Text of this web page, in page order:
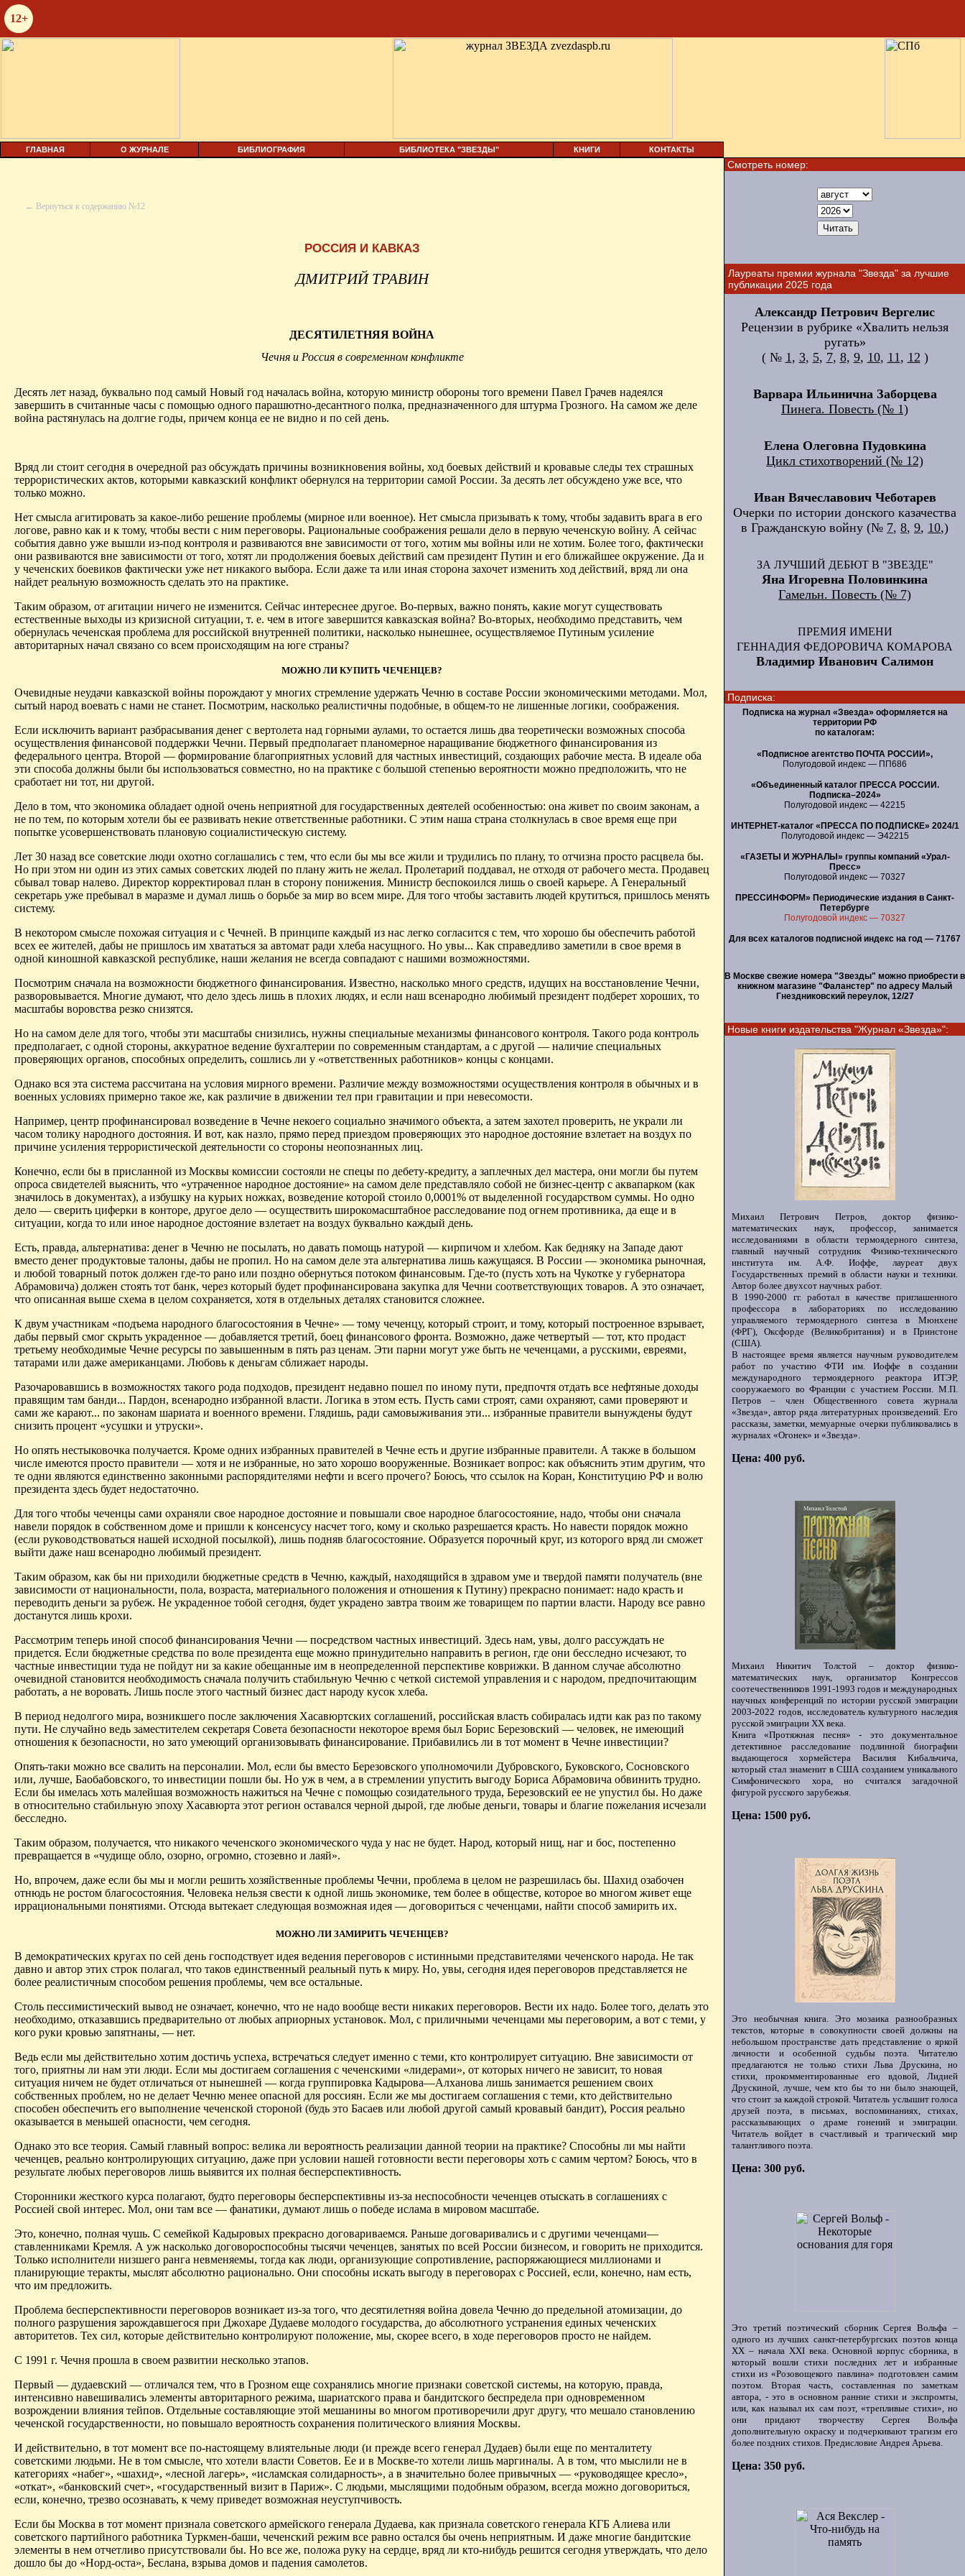
12+
ГЛАВНАЯ О ЖУРНАЛЕ БИБЛИОГРАФИЯ БИБЛИОТЕКА "ЗВЕЗДЫ" КНИГИ КОНТАКТЫ
← Вернуться к содержанию №12
РОССИЯ И КАВКАЗ
ДМИТРИЙ ТРАВИН
ДЕСЯТИЛЕТНЯЯ ВОЙНА
Чечня и Россия в современном конфликте
Десять лет назад, буквально под самый Новый год началась война, которую министр обороны того времени Павел Грачев надеялся
завершить в считанные часы с помощью одного парашютно-десантного полка, предназначенного для штурма Грозного. На самом же деле
война растянулась на долгие годы, причем конца ее не видно и по сей день.
Вряд ли стоит сегодня в очередной раз обсуждать причины возникновения войны, ход боевых действий и кровавые следы тех страшных
террористиче­ских актов, которыми кавказский конфликт обернулся на территории самой России. За десять лет обсуждено уже все, что
только можно.
Нет смысла агитировать за какое-либо решение проблемы (мирное или военное). Нет смысла призывать к тому, чтобы задавить врага в его
логове, равно как и к тому, чтобы вести с ним переговоры. Рациональные соображения решали дело в первую чеченскую войну. А сейчас
события давно уже вышли из-под контроля и развиваются вне зависимости от того, хотим мы войны или не хотим. Более того, фактически
они развиваются вне зависимости от того, хотят ли продолжения боевых действий сам президент Путин и его ближайшее окружение. Да и
у чеченских боевиков фактически уже нет никакого выбора. Если даже та или иная сторона захочет изменить ход действий, вряд ли она
найдет реальную возможность сделать это на практике.
Таким образом, от агитации ничего не изменится. Сейчас интереснее другое. Во-первых, важно понять, какие могут существовать
естественные выходы из кризисной ситуации, т. е. чем в итоге завершится кавказская война? Во-вторых, необходимо представить, чем
обернулась чеченская проблема для российской внутренней политики, насколько нынешнее, осуществляемое Путиным усиление
авторитарных начал связано со всем происходящим на юге страны?
МОЖНО ЛИ КУПИТЬ ЧЕЧЕНЦЕВ?
Очевидные неудачи кавказской войны порождают у многих стремление удержать Чечню в составе России экономическими методами. Мол,
сытый народ воевать с нами не станет. Посмотрим, насколько реалистичны подобные, в общем-то не лишенные логики, соображения.
Если исключить вариант разбрасывания денег с вертолета над горными аулами, то остается лишь два теоретически возможных способа
осуществления финансовой поддержки Чечни. Первый предполагает планомерное наращивание бюджетного финансирования из
федерального центра. Второй — формирование благоприятных условий для частных инвестиций, создающих рабочие места. В идеале оба
эти способа должны были бы использоваться совместно, но на практике с большой степенью вероятности можно предположить, что не
сработает ни тот, ни другой.
Дело в том, что экономика обладает одной очень неприятной для государственных деятелей особенностью: она живет по своим законам, а
не по тем, по которым хотели бы ее развивать некие ответственные работники. С этим наша страна столкнулась в свое время еще при
попытке усовершенствовать плановую социалистическую систему.
Лет 30 назад все советские люди охотно соглашались с тем, что если бы мы все жили и трудились по плану, то отчизна просто расцвела бы.
Но при этом ни один из этих самых советских людей по плану жить не желал. Пролетарий поддавал, не отходя от рабочего места. Продавец
сбывал товар налево. Директор корректировал план в сторону понижения. Министр беспокоился лишь о своей карьере. А Генеральный
секретарь уже пребывал в маразме и думал лишь о борьбе за мир во всем мире. Для того чтобы заставить людей крутиться, пришлось менять
систему.
В некотором смысле похожая ситуация и с Чечней. В принципе каждый из нас легко согласится с тем, что хорошо бы обеспечить работой
всех ее жителей, дабы не пришлось им хвататься за автомат ради хлеба насущного. Но увы... Как справедливо заметили в свое время в
одной киношной кавказской республике, наши желания не всегда совпадают с нашими возможностями.
Посмотрим сначала на возможности бюджетного финансирования. Известно, насколько много средств, идущих на восстановление Чечни,
разворовывается. Многие думают, что дело здесь лишь в плохих людях, и если наш всенародно любимый президент подберет хороших, то
масштабы воровства резко снизятся.
Но на самом деле для того, чтобы эти масштабы снизились, нужны специальные механизмы финансового контроля. Такого рода контроль
предполагает, с одной стороны, аккуратное ведение бухгалтерии по современным стандартам, а с другой — наличие специальных
проверяющих органов, способных определить, сошлись ли у «ответственных работников» концы с концами.
Однако вся эта система рассчитана на условия мирного времени. Различие между возможностями осуществления контроля в обычных и в
военных условиях примерно такое же, как различие в движении тел при гравитации и при невесомости.
Например, центр профинансировал возведение в Чечне некоего социально значимого объекта, а затем захотел проверить, не украли ли
часом толику народного достояния. И вот, как назло, прямо перед приездом проверяющих это народное достояние взлетает на воздух по
причине усиления террористической деятельности со стороны неопознанных лиц.
Конечно, если бы в присланной из Москвы комиссии состояли не спецы по дебету-кредиту, а заплечных дел мастера, они могли бы путем
опроса свидетелей выяснить, что «утраченное народное достояние» на самом деле представляло собой не бизнес-центр с аквапарком (как
значилось в документах), а избушку на курьих ножках, возведение которой стоило 0,0001% от выделенной государством суммы. Но одно
дело — сверить циферки в конторе, другое дело — осуществить широкомасштабное расследование под огнем противника, да еще и в
ситуации, когда то или иное народное достояние взлетает на воздух буквально каждый день.
Есть, правда, альтернатива: денег в Чечню не посылать, но давать помощь натурой — кирпичом и хлебом. Как бедняку на Западе дают
вместо денег продуктовые талоны, дабы не пропил. Но на самом деле эта альтернатива лишь кажущаяся. В России — экономика рыночная,
и любой товарный поток должен где-то рано или поздно обернуться потоком финансовым. Где-то (пусть хоть на Чукотке у губернатора
Абрамовича) должен стоять тот банк, через который будет профинансирована закупка для Чечни соответствующих товаров. А это означает,
что описанная выше схема в целом сохраняется, хотя в отдельных деталях становится сложнее.
К двум участникам «подъема народного благосостояния в Чечне» — тому чеченцу, который строит, и тому, который построенное взрывает,
дабы первый смог скрыть украденное — добавляется третий, боец финансового фронта. Возможно, даже четвертый — тот, кто продаст
третьему необходимые Чечне ресурсы по завышенным в пять раз ценам. Эти парни могут уже быть не чеченцами, а русскими, евреями,
татарами или даже американцами. Любовь к деньгам сближает народы.
Разочаровавшись в возможностях такого рода подходов, президент недавно пошел по иному пути, предпочтя отдать все нефтяные доходы
правящим там банди... Пардон, всенародно избранной власти. Логика в этом есть. Пусть сами строят, сами охраняют, сами проверяют и
сами же карают... по законам шариата и военного времени. Глядишь, ради самовыживания эти... избранные правители вынуждены будут
снизить процент «усушки и утруски».
Но опять нестыковочка получается. Кроме одних избранных правителей в Чечне есть и другие избранные правители. А также в большом
числе имеются просто правители — хотя и не избранные, но зато хорошо вооруженные. Возникает вопрос: как объяснить этим другим, что
те одни являются единственно законными распорядителями нефти и всего прочего? Боюсь, что ссылок на Коран, Конституцию РФ и волю
президента здесь будет недостаточно.
Для того чтобы чеченцы сами охраняли свое народное достояние и повышали свое народное благосостояние, надо, чтобы они сначала
навели порядок в собственном доме и пришли к консенсусу насчет того, кому и сколько разрешается красть. Но навести порядок можно
(если руководствоваться нашей исходной посылкой), лишь подняв благосостояние. Образуется порочный круг, из которого вряд ли сможет
выйти даже наш всенародно любимый президент.
Таким образом, как бы ни приходили бюджетные средств в Чечню, каждый, находящийся в здравом уме и твердой памяти получатель (вне
зависимости от национальности, пола, возраста, материального положения и отношения к Путину) прекрасно понимает: надо красть и
переводить деньги за рубеж. Не украденное тобой сегодня, будет украдено завтра твоим же товарищем по партии власти. Народу все равно
достанутся лишь крохи.
Рассмотрим теперь иной способ финансирования Чечни — посредством частных инвестиций. Здесь нам, увы, долго рассуждать не
придется. Если бюджетные средства по воле президента еще можно принудительно направить в регион, где они бесследно исчезают, то
частные инвестиции туда не пойдут ни за какие обещанные им в неопределенной перспективе коврижки. В данном случае абсолютно
очевидной становится необходимость сначала получить стабильную Чечню с четкой системой управления и с народом, предпочитающим
работать, а не воровать. Лишь после этого частный бизнес даст народу кусок хлеба.
В период недолгого мира, возникшего после заключения Хасавюртских соглашений, российская власть собиралась идти как раз по такому
пути. Не случайно ведь заместителем секретаря Совета безопасности некоторое время был Борис Березовский — человек, не имеющий
отношения к безопасности, но зато умеющий организовывать финансирование. Прибавились ли в тот момент в Чечне инвестиции?
Опять-таки можно все свалить на персоналии. Мол, если бы вместо Березовского уполномочили Дубровского, Буковского, Сосновского
или, лучше, Баобабовского, то инвестиции пошли бы. Но уж в чем, а в стремлении упустить выгоду Бориса Абрамовича обвинить трудно.
Если бы имелась хоть малейшая возможность нажиться на Чечне с помощью созидательного труда, Березовский ее не упустил бы. Но даже
в относительно стабильную эпоху Хасавюрта этот регион оставался черной дырой, где любые деньги, товары и благие пожелания исчезали
бесследно.
Таким образом, получается, что никакого чеченского экономического чуда у нас не будет. Народ, который нищ, наг и бос, постепенно
превращается в «чудище обло, озорно, огромно, стозевно и лаяй».
Но, впрочем, даже если бы мы и могли решить хозяйственные проблемы Чечни, проблема в целом не разрешилась бы. Шахид озабочен
отнюдь не ростом благосостояния. Человека нельзя свести к одной лишь экономике, тем более в обществе, которое во многом живет еще
иррациональными понятиями. Отсюда вытекает следующая возможная идея — договориться с чеченцами, найти способ замирить их.
МОЖНО ЛИ ЗАМИРИТЬ ЧЕЧЕНЦЕВ?
В демократических кругах по сей день господствует идея ведения переговоров с истинными представителями чеченского народа. Не так
давно и автор этих строк полагал, что таков единственный реальный путь к миру. Но, увы, сегодня идея переговоров представляется не
более реалистичным способом решения проблемы, чем все остальные.
Столь пессимистический вывод не означает, конечно, что не надо вообще вести никаких переговоров. Вести их надо. Более того, делать это
необходимо, отказавшись предварительно от любых априорных установок. Мол, с приличными чеченцами мы переговорим, а вот с теми, у
кого руки кровью запятнаны, — нет.
Ведь если мы действительно хотим достичь успеха, встречаться следует именно с теми, кто контролирует ситуацию. Вне зависимости от
того, приятны ли нам эти люди. Если мы достигаем соглашения с чеченскими «лидерами», от которых ничего не зависит, то новая
ситуация ничем не будет отличаться от нынешней — когда группировка Кадырова—Алханова лишь занимается решением своих
собственных проблем, но не делает Чечню менее опасной для россиян. Если же мы достигаем соглашения с теми, кто действительно
способен обеспечить его выполнение чеченской стороной (будь это Басаев или любой другой самый кровавый бандит), Россия реально
оказывается в меньшей опасности, чем сегодня.
Однако это все теория. Самый главный вопрос: велика ли вероятность реализации данной теории на практике? Способны ли мы найти
чеченцев, реально контролирующих ситуацию, даже при условии нашей готовности вести переговоры хоть с самим чертом? Боюсь, что в
результате любых переговоров лишь выявится их полная бесперспективность.
Сторонники жесткого курса полагают, будто переговоры бесперспективны из-за неспособности чеченцев отыскать в соглашениях с
Россией свой интерес. Мол, они там все — фанатики, думают лишь о победе ислама в мировом масштабе.
Это, конечно, полная чушь. С семейкой Кадыровых прекрасно договариваемся. Раньше договаривались и с другими чеченцами—
ставленниками Кремля. А уж насколько договороспособны тысячи чеченцев, занятых по всей России бизнесом, и говорить не приходится.
Только исполнители низшего ранга невменяемы, тогда как люди, организующие сопротивление, распоряжающиеся миллионами и
планирующие теракты, мыслят абсолютно рационально. Они способны искать выгоду в переговорах с Россией, если, конечно, нам есть,
что им предложить.
Проблема бесперспективности переговоров возникает из-за того, что десятилетняя война довела Чечню до предельной атомизации, до
полного разрушения зарождавшегося при Джохаре Дудаеве молодого государства, до абсолютного устранения единых чеченских
авторитетов. Тех сил, которые действительно контролируют положение, мы, скорее всего, в ходе переговоров просто не найдем.
С 1991 г. Чечня прошла в своем развитии несколько этапов.
Первый — дудаевский — отличался тем, что в Грозном еще сохранялись многие признаки советской системы, на которую, правда,
интенсивно навешивались элементы авторитарного режима, шариатского права и бандитского беспредела при одновременном
возрождении влияния тейпов. Отдельные составляющие этой мешанины во многом противоречили друг другу, что мешало становлению
чеченской государственности, но повышало вероятность сохранения политического влияния Москвы.
И действительно, в тот момент все по-настоящему влиятельные люди (и прежде всего генерал Дудаев) были еще по менталитету
советскими людьми. Не в том смысле, что хотели власти Советов. Ее и в Москве-то хотели лишь маргиналы. А в том, что мыслили не в
категориях «набег», «шахид», «лесной лагерь», «исламская солидарность», а в значительно более привычных — «руководящее кресло»,
«откат», «банковский счет», «государственный визит в Париж». С людьми, мыслящими подобным образом, всегда можно договориться,
если, конечно, трезво осознавать, к чему приведет возможная неуступчивость.
Если бы Москва в тот момент признала советского армейского генерала Дудаева, как признала советского генерала КГБ Алиева или
советского партийного работника Туркмен-баши, чеченский режим все равно остался бы очень неприятным. И даже многие бандитские
элементы в нем отчетливо присутствовали бы. Но все же, положа руку на сердце, вряд ли кто-нибудь решится сегодня утверждать, что дело
дошло бы до «Норд-оста», Беслана, взрыва домов и падения самолетов.
Смотреть номер:
Лауреаты премии журнала "Звезда" за лучшие
публикации 2025 года
Александр Петрович Вергелис
Рецензии в рубрике «Хвалить нельзя
ругать»
( № 1, 3, 5, 7, 8, 9, 10, 11, 12 )
Варвара Ильинична Заборцева
Пинега. Повесть (№ 1)
Елена Олеговна Пудовкина
Цикл стихотворений (№ 12)
Иван Вячеславович Чеботарев
Очерки по истории донского казачества
в Гражданскую войну (№ 7, 8, 9, 10,)
ЗА ЛУЧШИЙ ДЕБЮТ В "ЗВЕЗДЕ"
Яна Игоревна Половинкина
Гамельн. Повесть (№ 7)
ПРЕМИЯ ИМЕНИ
ГЕННАДИЯ ФЕДОРОВИЧА КОМАРОВА
Владимир Иванович Салимон
Подписка:
Подписка на журнал «Звезда» оформляется на
территории РФ
по каталогам:
«Подписное агентство ПОЧТА РОССИИ»,
Полугодовой индекс — ПП686
«Объединенный каталог ПРЕССА РОССИИ.
Подписка–2024»
Полугодовой индекс — 42215
ИНТЕРНЕТ-каталог «ПРЕССА ПО ПОДПИСКЕ» 2024/1
Полугодовой индекс — Э42215
«ГАЗЕТЫ И ЖУРНАЛЫ» группы компаний «Урал-
Пресс»
Полугодовой индекс — 70327
ПРЕССИНФОРМ» Периодические издания в Санкт-
Петербурге
Полугодовой индекс — 70327
Для всех каталогов подписной индекс на год — 71767
В Москве свежие номера "Звезды" можно приобрести в
книжном магазине "Фаланстер" по адресу Малый
Гнездниковский переулок, 12/27
Новые книги издательства "Журнал «Звезда»":
Михаил Петрович Петров, доктор физико-
математических наук, профессор, занимается
исследованиями в области термоядерного синтеза,
главный научный сотрудник Физико-технического
института им. А.Ф. Иоффе, лауреат двух
Государственных премий в области науки и техники.
Автор более двухсот научных работ.
В 1990-2000 гг. работал в качестве приглашенного
профессора в лабораториях по исследованию
управляемого термоядерного синтеза в Мюнхене
(ФРГ), Оксфорде (Великобритания) и в Принстоне
(США).
В настоящее время является научным руководителем
работ по участию ФТИ им. Иоффе в создании
международного термоядерного реактора ИТЭР,
сооружаемого во Франции с участием России. М.П.
Петров – член Общественного совета журнала
«Звезда», автор ряда литературных произведений. Его
рассказы, заметки, мемуарные очерки публиковались в
журналах «Огонек» и «Звезда».
Цена: 400 руб.
Михаил Никитич Толстой – доктор физико-
математических наук, организатор Конгрессов
соотечественников 1991-1993 годов и международных
научных конференций по истории русской эмиграции
2003-2022 годов, исследователь культурного наследия
русской эмиграции ХХ века.
Книга «Протяжная песня» - это документальное
детективное расследование подлинной биографии
выдающегося хормейстера Василия Кибальчича,
который стал знаменит в США созданием уникального
Симфонического хора, но считался загадочной
фигурой русского зарубежья.
Цена: 1500 руб.
Это необычная книга. Это мозаика разнообразных
текстов, которые в совокупности своей должны на
небольшом пространстве дать представление о яркой
личности и особенной судьбы поэта. Читателю
предлагаются не только стихи Льва Друскина, но
стихи, прокомментированные его вдовой, Лидией
Друскиной, лучше, чем кто бы то ни было знающей,
что стоит за каждой строкой. Читатель услышит голоса
друзей поэта, в письмах, воспоминаниях, стихах,
рассказывающих о драме гонений и эмиграции.
Читатель войдет в счастливый и трагический мир
талантливого поэта.
Цена: 300 руб.
Это третий поэтический сборник Сергея Вольфа –
одного из лучших санкт-петербургских поэтов конца
ХХ – начала XXI века. Основной корпус сборника, в
который вошли стихи последних лет и избранные
стихи из «Розовощекого павлина» подготовлен самим
поэтом. Вторая часть, составленная по заметкам
автора, - это в основном ранние стихи и экспромты,
или, как называл их сам поэт, «трепливые стихи», но
они придают творчеству Сергея Вольфа
дополнительную окраску и подчеркивают трагизм его
более поздних стихов. Предисловие Андрея Арьева.
Цена: 350 руб.